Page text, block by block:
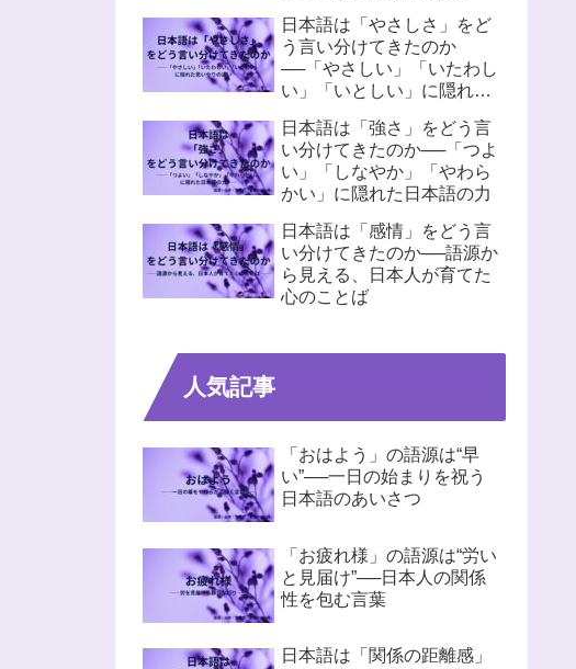
日本語は「やさしさ」をど
う言い分けてきたのか
──「やさしい」「いたわし
い」「いとしい」に隠れた
日本語は「強さ」をどう言
い分けてきたのか──「つよ
い」「しなやか」「やわら
かい」に隠れた日本語の力
日本語は「感情」をどう言
い分けてきたのか──語源か
ら見える、日本人が育てた
心のことば
人気記事
「おはよう」の語源は“早
い”──一日の始まりを祝う
日本語のあいさつ
「お疲れ様」の語源は“労い
と見届け”──日本人の関係
性を包む言葉
日本語は「関係の距離感」